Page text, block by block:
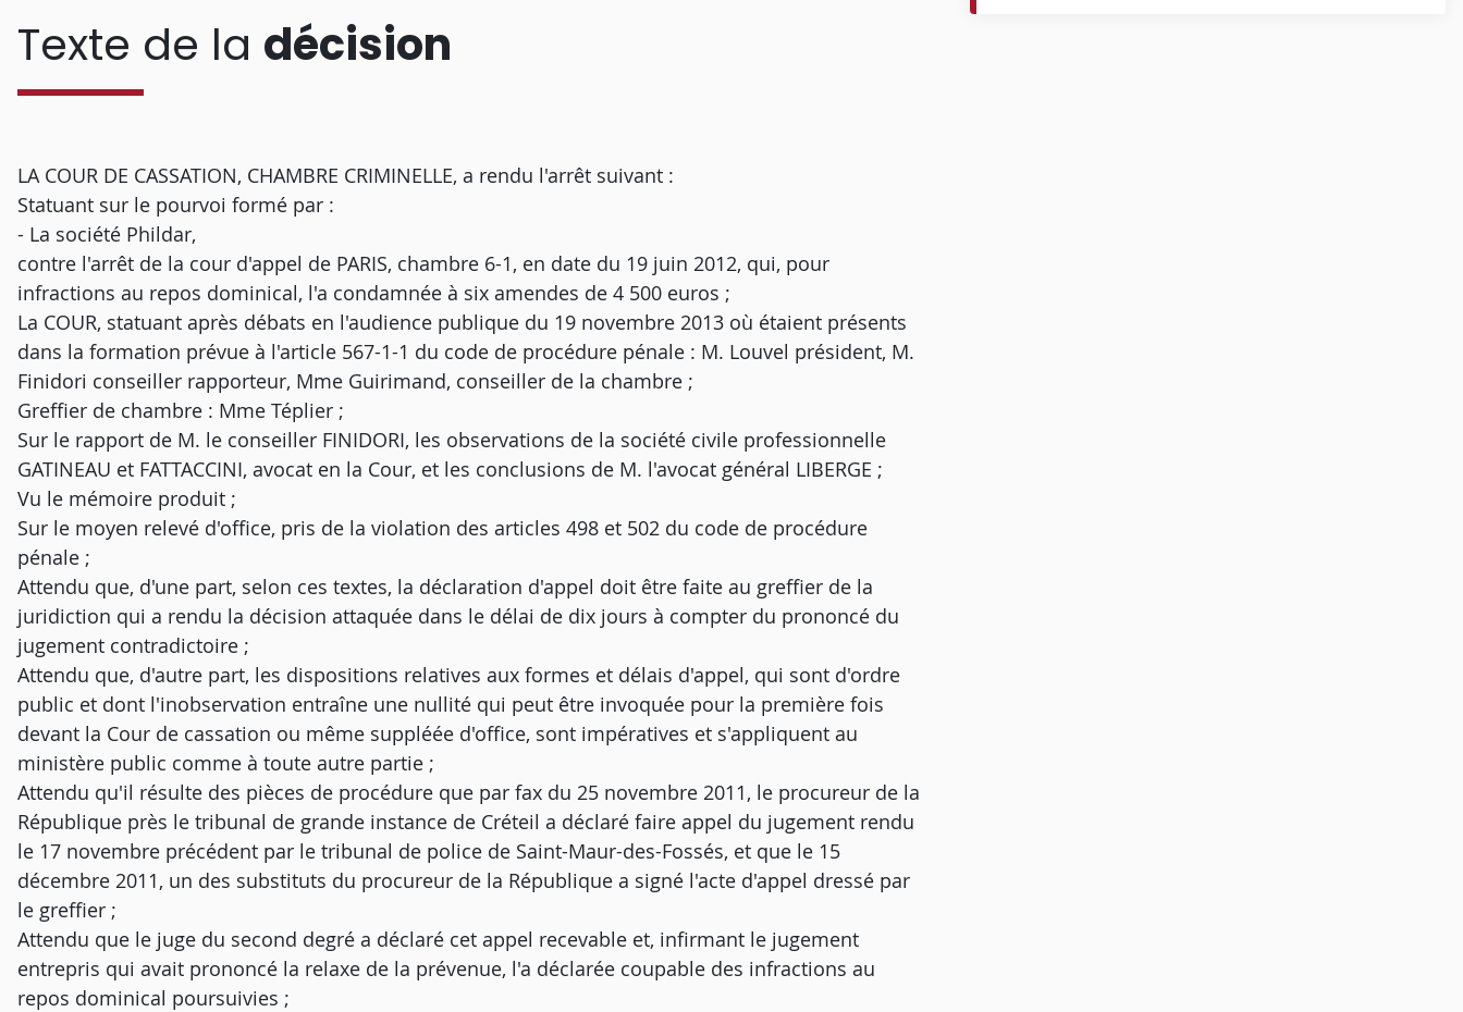
Texte de la décision
LA COUR DE CASSATION, CHAMBRE CRIMINELLE, a rendu l'arrêt suivant :
Statuant sur le pourvoi formé par :
- La société Phildar,
contre l'arrêt de la cour d'appel de PARIS, chambre 6-1, en date du 19 juin 2012, qui, pour
infractions au repos dominical, l'a condamnée à six amendes de 4 500 euros ;
La COUR, statuant après débats en l'audience publique du 19 novembre 2013 où étaient présents
dans la formation prévue à l'article 567-1-1 du code de procédure pénale : M. Louvel président, M.
Finidori conseiller rapporteur, Mme Guirimand, conseiller de la chambre ;
Greffier de chambre : Mme Téplier ;
Sur le rapport de M. le conseiller FINIDORI, les observations de la société civile professionnelle
GATINEAU et FATTACCINI, avocat en la Cour, et les conclusions de M. l'avocat général LIBERGE ;
Vu le mémoire produit ;
Sur le moyen relevé d'office, pris de la violation des articles 498 et 502 du code de procédure
pénale ;
Attendu que, d'une part, selon ces textes, la déclaration d'appel doit être faite au greffier de la
juridiction qui a rendu la décision attaquée dans le délai de dix jours à compter du prononcé du
jugement contradictoire ;
Attendu que, d'autre part, les dispositions relatives aux formes et délais d'appel, qui sont d'ordre
public et dont l'inobservation entraîne une nullité qui peut être invoquée pour la première fois
devant la Cour de cassation ou même suppléée d'office, sont impératives et s'appliquent au
ministère public comme à toute autre partie ;
Attendu qu'il résulte des pièces de procédure que par fax du 25 novembre 2011, le procureur de la
République près le tribunal de grande instance de Créteil a déclaré faire appel du jugement rendu
le 17 novembre précédent par le tribunal de police de Saint-Maur-des-Fossés, et que le 15
décembre 2011, un des substituts du procureur de la République a signé l'acte d'appel dressé par
le greffier ;
Attendu que le juge du second degré a déclaré cet appel recevable et, infirmant le jugement
entrepris qui avait prononcé la relaxe de la prévenue, l'a déclarée coupable des infractions au
repos dominical poursuivies ;